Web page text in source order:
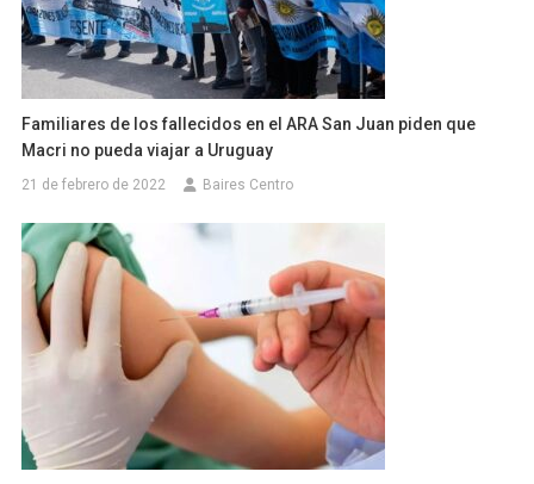
Familiares de los fallecidos en el ARA San Juan piden que
Macri no pueda viajar a Uruguay
21 de febrero de 2022 Baires Centro